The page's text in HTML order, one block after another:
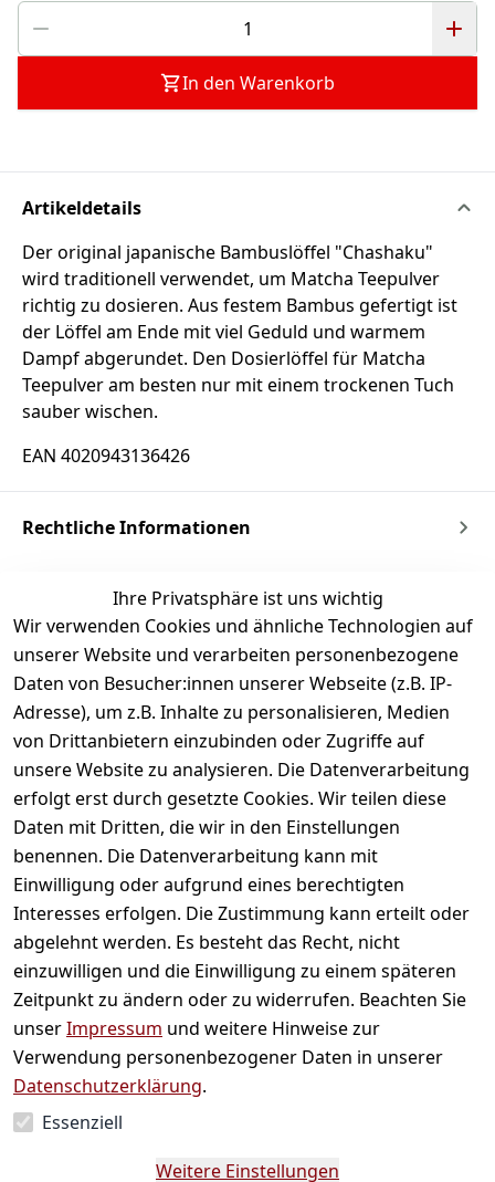
In den Warenkorb
Artikeldetails
Der original japanische Bambuslöffel "Chashaku"
wird traditionell verwendet, um Matcha Teepulver
richtig zu dosieren. Aus festem Bambus gefertigt ist
der Löffel am Ende mit viel Geduld und warmem
Dampf abgerundet. Den Dosierlöffel für Matcha
Teepulver am besten nur mit einem trockenen Tuch
sauber wischen.
EAN 4020943136426
Rechtliche Informationen
Kukicha - Japanischer
gerösteter Zweigtee
Teebeutel
2,39 €*
Auf Lager
Hinzufügen
Bancha -
Hojicha,Grüntee
Teebeutel
2,39 €*
Ihre Privatsphäre ist uns wichtig
Wir verwenden Cookies und ähnliche Technologien auf
unserer Website und verarbeiten personenbezogene
Daten von Besucher:innen unserer Webseite (z.B. IP-
Adresse), um z.B. Inhalte zu personalisieren, Medien
von Drittanbietern einzubinden oder Zugriffe auf
unsere Website zu analysieren. Die Datenverarbeitung
erfolgt erst durch gesetzte Cookies. Wir teilen diese
Daten mit Dritten, die wir in den Einstellungen
benennen. Die Datenverarbeitung kann mit
Einwilligung oder aufgrund eines berechtigten
Interesses erfolgen. Die Zustimmung kann erteilt oder
abgelehnt werden. Es besteht das Recht, nicht
einzuwilligen und die Einwilligung zu einem späteren
Zeitpunkt zu ändern oder zu widerrufen. Beachten Sie
unserImpressum und weitere Hinweise zur
Verwendung personenbezogener Daten in unserer
Datenschutzerklärung.
Essenziell
Weitere Einstellungen